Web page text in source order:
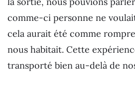
comme-ci personne ne
cela aurait été comme
nous habitait. Cette
transporté bien au-delà de